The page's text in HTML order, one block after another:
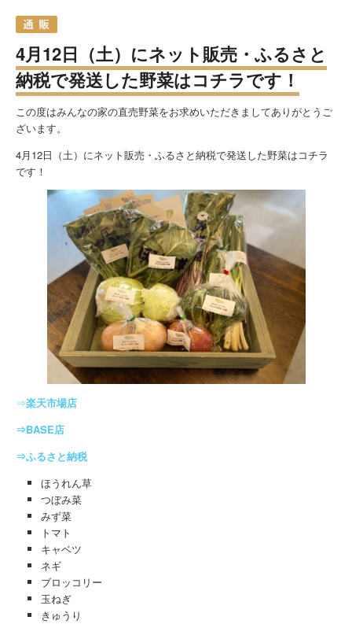
4月12日（土）にネット販売・ふるさと
納税で発送した野菜はコチラです！
この度はみんなの家の直売野菜をお求めいただきましてありがとうご
ざいます。
4月12日（土）にネット販売・ふるさと納税で発送した野菜はコチラ
です！
⇒楽天市場店
⇒BASE店
⇒ふるさと納税
ほうれん草
つぼみ菜
みず菜
トマト
キャベツ
ネギ
ブロッコリー
玉ねぎ
きゅうり